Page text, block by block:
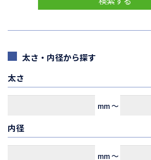
太さ・内径から探す
太さ
mm～
内径
mm～